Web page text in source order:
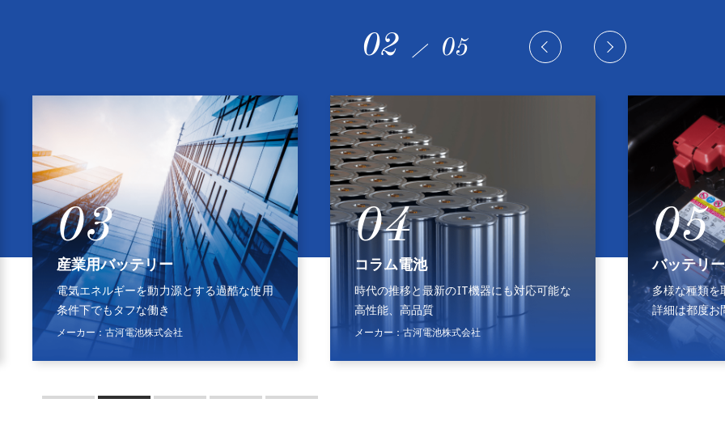
02 ／ 05
バッテリー
ルギーを動力源とする過酷な使用
もタフな働き
古河電池株式会社
04
コラム電池
時代の推移と最新のIT機器にも対応可能な
高性能、高品質
古河電池株式会社
バッテリー関連商品
多様な種類を取り扱っており
詳細は都度お問合せください。